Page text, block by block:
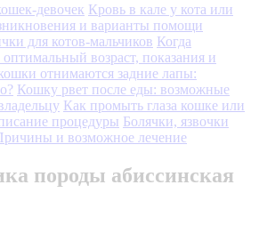
девочек Кровь в кале у кота или
и варианты помощи
для котов-мальчиков Когда
возраст, показания и
отнимаются задние лапы:
Кошку рвет после еды: возможные
Как промыть глаза кошке или
процедуры Болячки, язвочки
и возможное лечение
породы абиссинская